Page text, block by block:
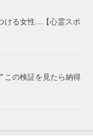
ける女性…【心霊スポ
この検証を見たら納得